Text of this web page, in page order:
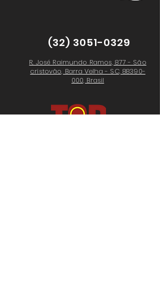
(32) 3051-0329
R. José Raimundo Ramos, 877 - São
cristovão, Barra Velha - SC, 88390-
000, Brasil